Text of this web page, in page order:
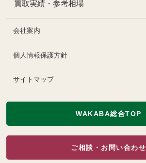
買取実績・参考相場
会社案内
個人情報保護方針
サイトマップ
WAKABA総合TOP
ご相談・お問い合わせ